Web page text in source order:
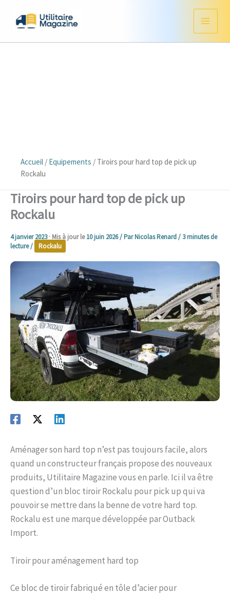
Accueil / Equipements / Tiroirs pour hard top de pick up
Rockalu
Tiroirs pour hard top de pick up
Rockalu
4 janvier 2023· Mis à jour le10 juin 2026/ ParNicolas Renard/ 3 minutes de
lecture/ Rockalu
Aménager son hard top n’est pas toujours facile, alors
quand un constructeur français propose des nouveaux
produits, Utilitaire Magazine vous en parle. Ici il va être
question d’un bloc tiroir Rockalu pour pick up qui va
pouvoir se mettre dans la benne de votre hard top.
Rockalu est une marque développée par Outback
Import.
Tiroir pour aménagement hard top
Ce bloc de tiroir fabriqué en tôle d’acier pour